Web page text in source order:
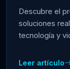
Descubre el
soluciones
tecnología y
Leer artículo